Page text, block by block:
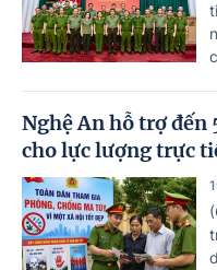
Nghệ An hỗ trợ
cho lực lượng trực